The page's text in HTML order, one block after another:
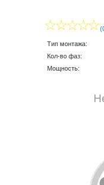
Тип монтажа:
Кол-во фаз:
Мощность: